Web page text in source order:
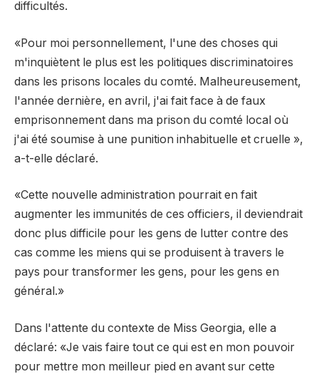
difficultés.
«Pour moi personnellement, l'une des choses qui
m'inquiètent le plus est les politiques discriminatoires
dans les prisons locales du comté. Malheureusement,
l'année dernière, en avril, j'ai fait face à de faux
emprisonnement dans ma prison du comté local où
j'ai été soumise à une punition inhabituelle et cruelle »,
a-t-elle déclaré.
«Cette nouvelle administration pourrait en fait
augmenter les immunités de ces officiers, il deviendrait
donc plus difficile pour les gens de lutter contre des
cas comme les miens qui se produisent à travers le
pays pour transformer les gens, pour les gens en
général.»
Dans l'attente du contexte de Miss Georgia, elle a
déclaré: «Je vais faire tout ce qui est en mon pouvoir
pour mettre mon meilleur pied en avant sur cette